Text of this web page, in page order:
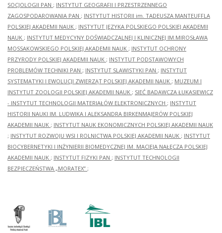
SOCJOLOGII PAN ; INSTYTUT GEOGRAFII I PRZESTRZENNEGO
ZAGOSPODAROWANIA PAN ; INSTYTUT HISTORII im. TADEUSZA MANTEUFFLA
POLSKIEJ AKADEMII NAUK ; INSTYTUT JĘZYKA POLSKIEGO POLSKIEJ AKADEMII
NAUK ; INSTYTUT MEDYCYNY DOŚWIADCZALNEJ I KLINICZNEJ IM.MIROSŁAWA
MOSSAKOWSKIEGO POLSKIEJ AKADEMII NAUK ; INSTYTUT OCHRONY
PRZYRODY POLSKIEJ AKADEMII NAUK ; INSTYTUT PODSTAWOWYCH
PROBLEMÓW TECHNIKI PAN ; INSTYTUT SLAWISTYKI PAN ; INSTYTUT
SYSTEMATYKI I EWOLUCJI ZWIERZĄT POLSKIEJ AKADEMII NAUK ; MUZEUM I
INSTYTUT ZOOLOGII POLSKIEJ AKADEMII NAUK ; SIEĆ BADAWCZA ŁUKASIEWICZ
- INSTYTUT TECHNOLOGII MATERIAŁÓW ELEKTRONICZNYCH ; INSTYTUT
HISTORII NAUKI IM. LUDWIKA I ALEKSANDRA BIRKENMAJERÓW POLSKIEJ
AKADEMII NAUK ; INSTYTUT NAUK EKONOMICZNYCH POLSKIEJ AKADEMII NAUK
; INSTYTUT ROZWOJU WSI I ROLNICTWA POLSKIEJ AKADEMII NAUK ; INSTYTUT
BIOCYBERNETYKI I INŻYNIERII BIOMEDYCZNEJ IM. MACIEJA NAŁĘCZA POLSKIEJ
AKADEMII NAUK ; INSTYTUT FIZYKI PAN ; INSTYTUT TECHNOLOGII
BEZPIECZEŃSTWA „MORATEX” ;